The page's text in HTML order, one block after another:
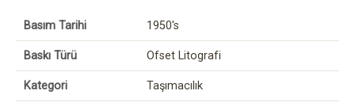
Basım Tarihi 1950's
Baskı Türü Ofset Litografi
Kategori Taşımacılık